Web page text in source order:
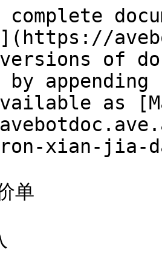
versions of
as
xian-jia-
单